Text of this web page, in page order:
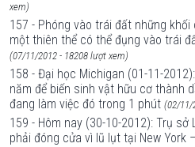
xem)
157 - Phóng vào trái đất những
một thiên thể có thể đụng vào trái
(07/11/2012 - 18208 lượt xem)
158 - Đại học Michigan (01-11-
năm để biến sinh vật hữu cơ thành
đang làm việc đó trong 1 phút (02/11/
159 - Hôm nay (30-10-2012): Trụ sở
phải đóng cửa vì lũ lụt tại New York